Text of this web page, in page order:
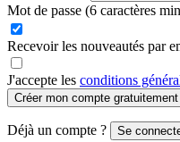
Mot de passe (6 caractères
Recevoir les nouveautés par
J'accepte les conditions
Créer mon compte gratuitement
Déjà un compte ? Se